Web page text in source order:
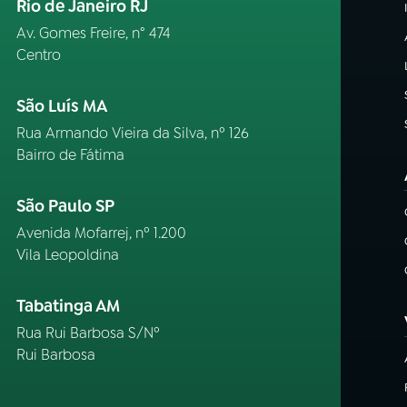
Rio de Janeiro RJ
Av. Gomes Freire, n° 474
Centro
São Luís MA
Rua Armando Vieira da Silva, nº 126
Bairro de Fátima
São Paulo SP
Avenida Mofarrej, nº 1.200
Vila Leopoldina
Tabatinga AM
Rua Rui Barbosa S/Nº
Rui Barbosa